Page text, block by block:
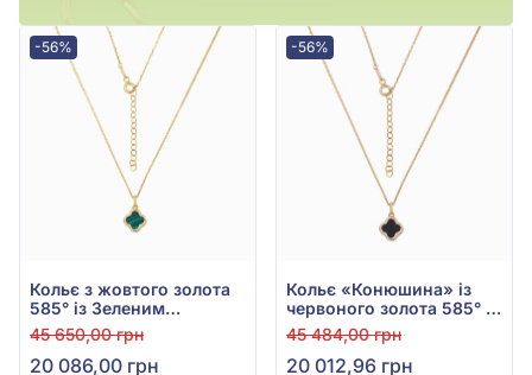
-56%
Кольє з жовтого золота
585° із Зеленим
Малахітом, арт.
1010034мж
45 650,00 грн
20 086,00 грн
-56%
Кольє «Конюшина» із
червоного золота 585° з
Чорним Оніксом, арт.
1010034о
45 484,00 грн
20 012,96 грн